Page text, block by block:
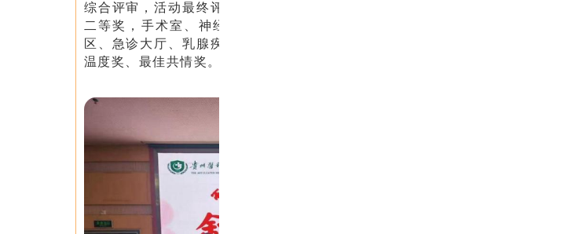
综合评审，活动最终评选结果为心血管内科二病区获一等奖，精神科、生殖中心
二等奖，手术室、神经内科ICU、综合ICU（C区）获三等奖，康复科、骨科一
区、急诊大厅、乳腺疾病中心、儿科血液病房获优秀奖，心血管内科二病区获最
温度奖、最佳共情奖。